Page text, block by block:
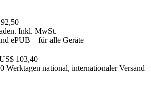
Inkl. MwSt.
ePUB – für alle Geräte
103,40
Werktagen national, internationaler Versand